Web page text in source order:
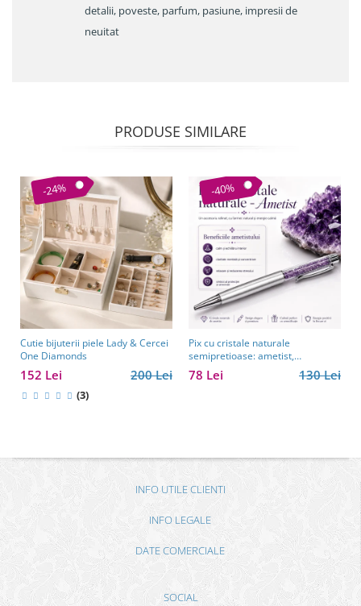
detalii, poveste, parfum, pasiune, impresii de
neuitat
PRODUSE SIMILARE
-24%
Cutie bijuterii piele Lady & Cercei
One Diamonds
200 Lei
152 Lei
(3)
-40%
Pix cu cristale naturale
semipretioase: ametist,
aventurin, lapis lazuli, ochi de
tigru, citrin și cuarț roz
130 Lei
78 Lei
INFO UTILE CLIENTI
INFO LEGALE
DATE COMERCIALE
SOCIAL